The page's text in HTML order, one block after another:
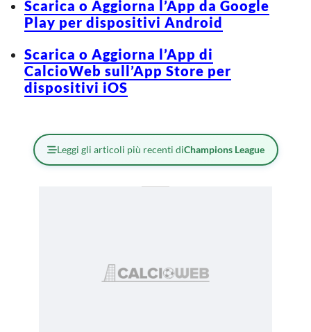
Scarica o Aggiorna l’App da Google
Play per dispositivi Android
Scarica o Aggiorna l’App di
CalcioWeb sull’App Store per
dispositivi iOS
Leggi gli articoli più recenti diChampions League